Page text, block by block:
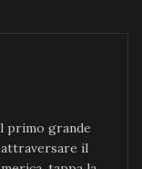
primo grande
il